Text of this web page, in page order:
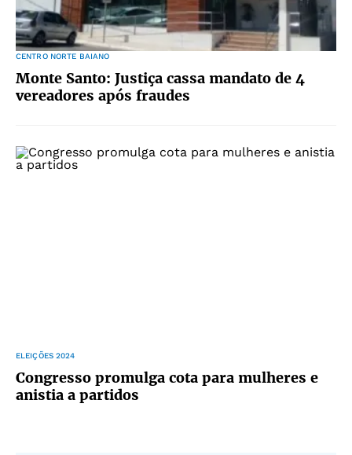
CENTRO NORTE BAIANO
Monte Santo: Justiça cassa mandato de 4
vereadores após fraudes
ELEIÇÕES 2024
Congresso promulga cota para mulheres e
anistia a partidos